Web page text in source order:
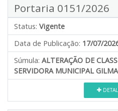
Portaria 0151/2026
Status: Vigente
Data de Publicação: 17/07/
Súmula: ALTERAÇÃO DE
SERVIDORA MUNICIPAL